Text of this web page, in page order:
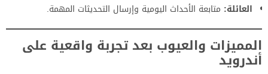
العائلة: متابعة الأحداث اليومية وإرسال التحديثات المهمة.
المميزات والعيوب بعد تجربة واقعية على
أندرويد